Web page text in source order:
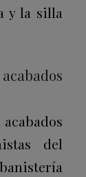
y la silla
del